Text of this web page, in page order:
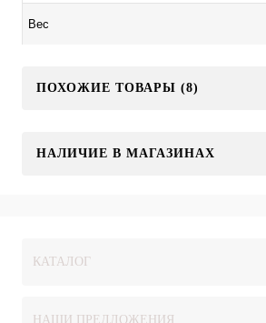
Вес
ПОХОЖИЕ ТОВАРЫ (8)
НАЛИЧИЕ В МАГАЗИНАХ
КАТАЛОГ
НАШИ ПРЕДЛОЖЕНИЯ